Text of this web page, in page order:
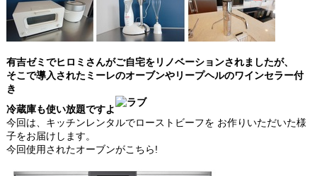
有吉ゼミでヒロミさんがご自宅をリノベーションされましたが、
そこで導入されたミーレのオーブンやリープヘルのワインセラー付
き
冷蔵庫も使い放題ですよ
今回は、キッチンレンタルでローストビーフを お作りいただいた様
子をお届けします。
今回使用されたオーブンがこちら!